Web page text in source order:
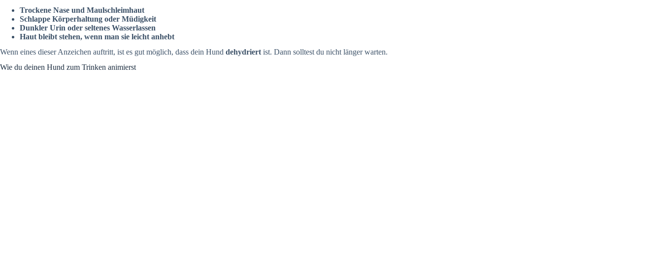
Trockene Nase und Maulschleimhaut
Schlappe Körperhaltung oder Müdigkeit
Dunkler Urin oder seltenes Wasserlassen
Haut bleibt stehen, wenn man sie leicht anhebt
Wenn eines dieser Anzeichen auftritt, ist es gut möglich, dass dein Hund dehydriert ist. Dann solltest du nicht länger warten.
Wie du deinen Hund zum Trinken animierst